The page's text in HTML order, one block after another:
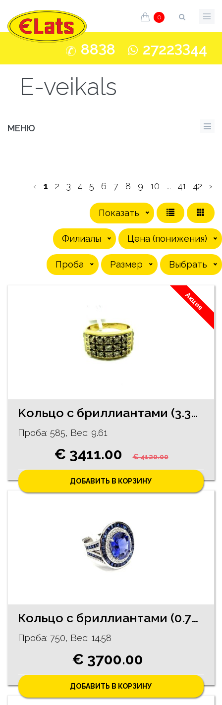
0
8838 27223344
E-veikals
МЕНЮ
‹ 1 2 3 4 5 6 7 8 9 10 ... 41 42 ›
Показать
Цена (понижения)
Филиалы
Выбрать
Pазмер
Проба
Акция
Kольцо c бриллиантами (3.38ct) 14490-4051
Проба: 585, Bес: 9.61
€ 3411.00€ 4120.00
ДОБАВИТЬ В КОРЗИНУ
Кольцо с бриллиантами (0.75 ct), сапфирами (2.3 ct) и танзанитом 450-5761
Проба: 750, Bес: 14.58
€ 3700.00
ДОБАВИТЬ В КОРЗИНУ